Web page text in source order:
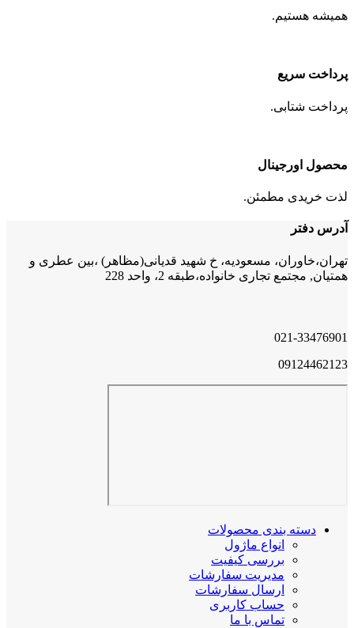
همیشه هستیم.
پرداخت سریع
پرداخت شتابی.
محصول اورجینال
لذت خریدی مطمئن.
آدرس دفتر
تهران،خاوران، مسعودیه، خ شهید قدیانی(مظاهر) ،بین عطری و
همتیان, مجتمع تجاری خانواده،طبقه 2، واحد 228
021-33476901
09124462123
دسته بندی محصولات
انواع ماژول
بررسی کیفیت
مدیریت سفارشات
ارسال سفارشات
حساب کاربری
تماس با ما